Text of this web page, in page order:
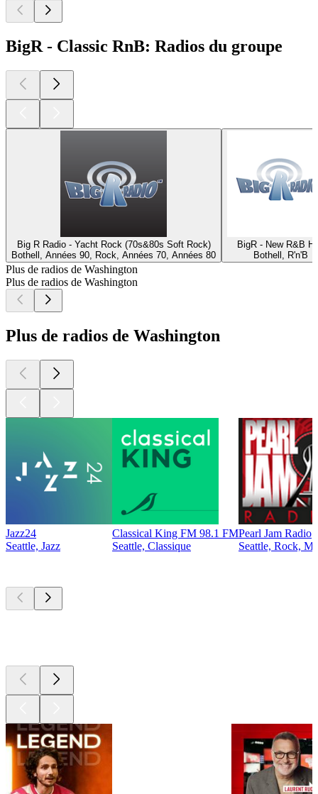
BigR - Classic RnB: Radios du groupe
Big R Radio - Yacht Rock (70s&80s Soft Rock)
Bothell, Années 90, Rock, Années 70, Années 80
BigR - New R&B
Bothell, R'n'B
Plus de radios de Washington
Plus de radios de Washington
Plus de radios de Washington
Jazz24
Seattle, Jazz
Classical King FM 98.1 FM
Seattle, Classique
Pearl Jam Radio
Seattle, Rock,